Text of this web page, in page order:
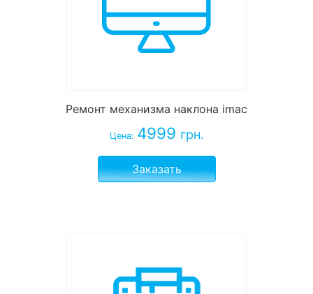
Ремонт механизма наклона imac
Цена: 4999 грн.
Заказать